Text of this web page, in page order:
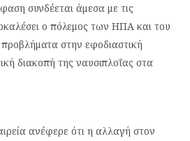
συνδέεται άμεσα με τις
ο πόλεμος των ΗΠΑ και του
στην εφοδιαστική
διακοπή της ναυσιπλοΐας στα
ανέφερε ότι η αλλαγή στον